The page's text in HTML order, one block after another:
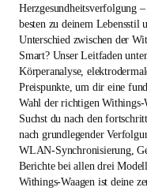
Herzgesundheitsverfolgung
besten zu deinem Lebensstil
Unterschied zwischen der
Smart? Unser Leitfaden
Körperanalyse,
Preispunkte, um dir eine
Wahl der richtigen Withings-
Suchst du nach den
nach grundlegender
WLAN-Synchronisierung,
Berichte bei allen drei
Withings-Waagen ist deine